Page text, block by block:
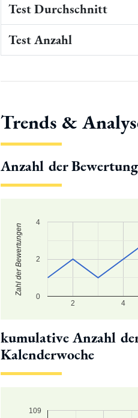
Test Durchschnitt
Test Anzahl
Trends &
Anzahl der
2 4
0
2
4
Zahl der Bewertungen
kumulative Anzahl
Kalenderwoche
109